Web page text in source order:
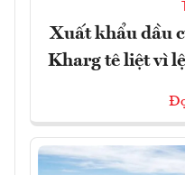
Xuất khẩu dầu
Kharg tê liệt vì